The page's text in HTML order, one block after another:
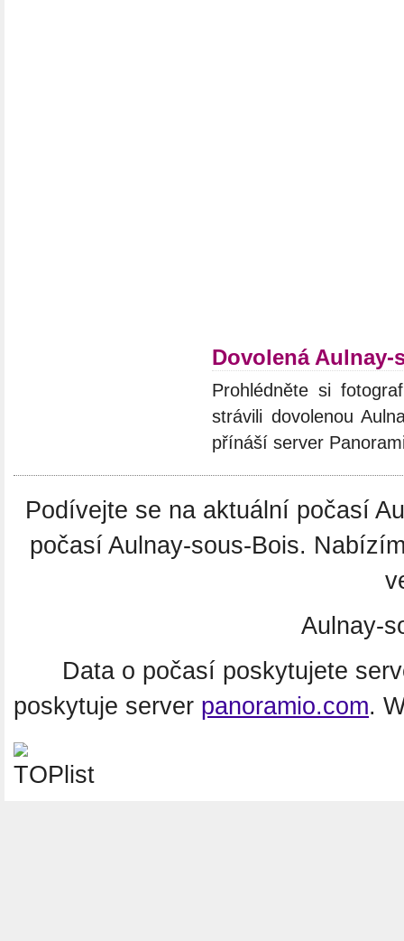
Dovolená Aulnay-
Prohlédněte si
strávili dovolenou
přínáší server
Podívejte se na aktuální počasí
počasí Aulnay-sous-Bois.
Aulnay-
Data o počasí poskytujete
poskytuje server panoramio.com.